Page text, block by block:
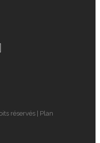
réservés | Plan